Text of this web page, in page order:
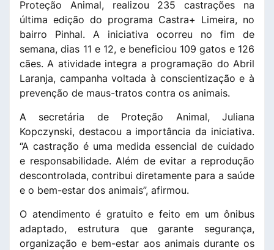
Proteção Animal, realizou 235 castrações na
última edição do programa Castra+ Limeira, no
bairro Pinhal. A iniciativa ocorreu no fim de
semana, dias 11 e 12, e beneficiou 109 gatos e 126
cães. A atividade integra a programação do Abril
Laranja, campanha voltada à conscientização e à
prevenção de maus-tratos contra os animais.
A secretária de Proteção Animal, Juliana
Kopczynski, destacou a importância da iniciativa.
“A castração é uma medida essencial de cuidado
e responsabilidade. Além de evitar a reprodução
descontrolada, contribui diretamente para a saúde
e o bem-estar dos animais”, afirmou.
O atendimento é gratuito e feito em um ônibus
adaptado, estrutura que garante segurança,
organização e bem-estar aos animais durante os